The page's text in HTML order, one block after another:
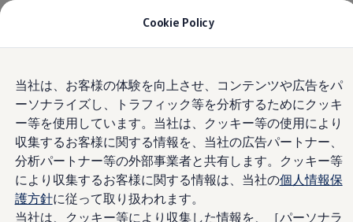
Cookie Policy
当社は、お客様の体験を向上させ、コンテンツや広告をパ
ーソナライズし、トラフィック等を分析するためにクッキ
ー等を使用しています。当社は、クッキー等の使用により
収集するお客様に関する情報を、当社の広告パートナー、
分析パートナー等の外部事業者と共有します。クッキー等
により収集するお客様に関する情報は、当社の個人情報保
護方針に従って取り扱われます。
当社は、クッキー等により収集した情報を、［パーソナラ
main
content
to
footer
モデル＆見積りシミュレーション
セーフティ マイスター
ID. Buzz
T-Cross
Tiguan
Golf
Golf GTI
Golf R
Golf Variant
Golf R Variant
Passat
ID.4
Polo
選べる”夏のいい時
間”プレゼントキャ